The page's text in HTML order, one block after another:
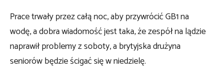
Prace trwały przez całą noc, aby przywrócić GB1 na
wodę, a dobra wiadomość jest taka, że ​​zespół na lądzie
naprawił problemy z soboty, a brytyjska drużyna
seniorów będzie ścigać się w niedzielę.